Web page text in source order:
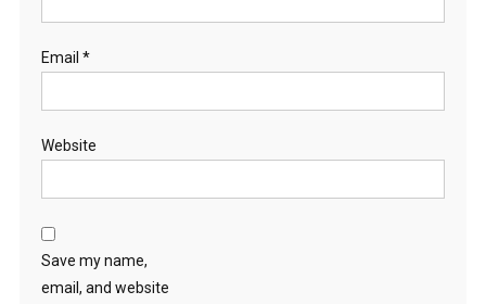
Email *
Website
Save my name,
email, and website